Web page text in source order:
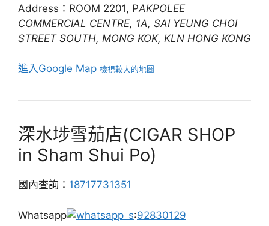
Address：ROOM 2201, PAKPOLEE
COMMERCIAL CENTRE, 1A, SAI YEUNG CHOI
STREET SOUTH, MONG KOK, KLN HONG KONG
進入Google Map 檢視較大的地圖
深水埗雪茄店(CIGAR SHOP
in Sham Shui Po)
國內查詢： 18717731351
Whatsapp :92830129